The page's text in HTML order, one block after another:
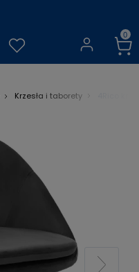
Krzesła i taborety